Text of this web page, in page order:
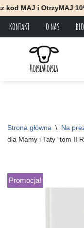
OtrzyMAJ 10% rabatu
KONTAKT O NAS
Strona główna \ Na
dla Mamy i Taty” tom II
Promocja!